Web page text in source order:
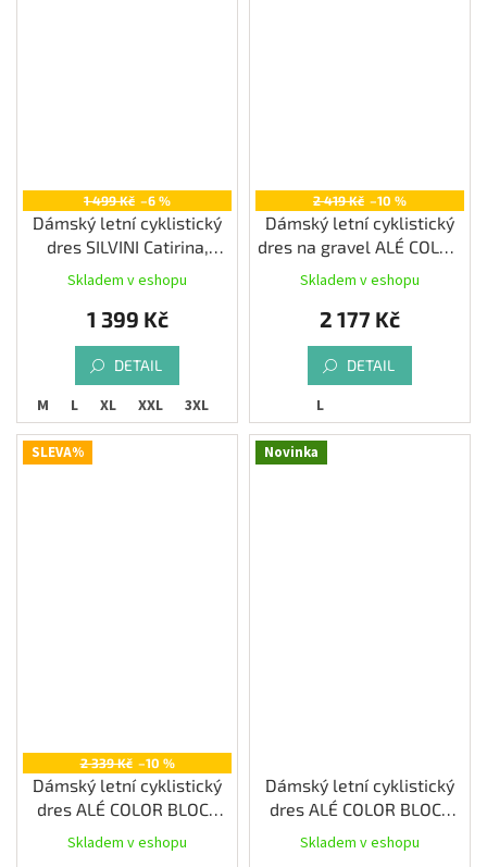
1 499 Kč –6 %
Dámský letní cyklistický
dres SILVINI Catirina,
black/blush
Skladem v eshopu
1 399 Kč
DETAIL
M L XL XXL 3XL
2 419 Kč –10 %
Dámský letní cyklistický
dres na gravel ALÉ COLOR
BLOCK OFF ROAD
PRAGMA, stone
Skladem v eshopu
2 177 Kč
DETAIL
L
SLEVA%
2 339 Kč –10 %
Dámský letní cyklistický
dres ALÉ COLOR BLOCK
PRAGMA, iris
Skladem v eshopu
Novinka
Dámský letní cyklistický
dres ALÉ COLOR BLOCK
PRAGMA, water green
Skladem v eshopu